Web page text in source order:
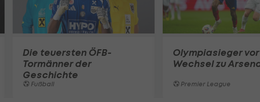
Die teuersten ÖFB-
Tormänner der
Geschichte
Fußball
Olympiasieger vor
Wechsel zu
Premier League